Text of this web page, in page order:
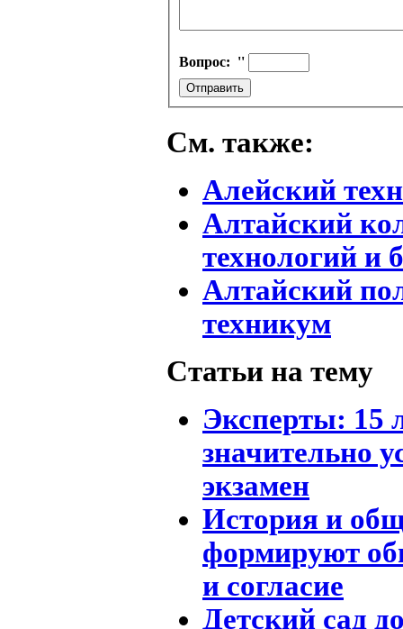
Вопрос: ''
См. также:
Алейский
Алтайский
технологий и
Алтайский
техникум
Статьи на тему
Эксперты: 15
значительно
экзамен
История и
формируют
и согласие
Детский сад